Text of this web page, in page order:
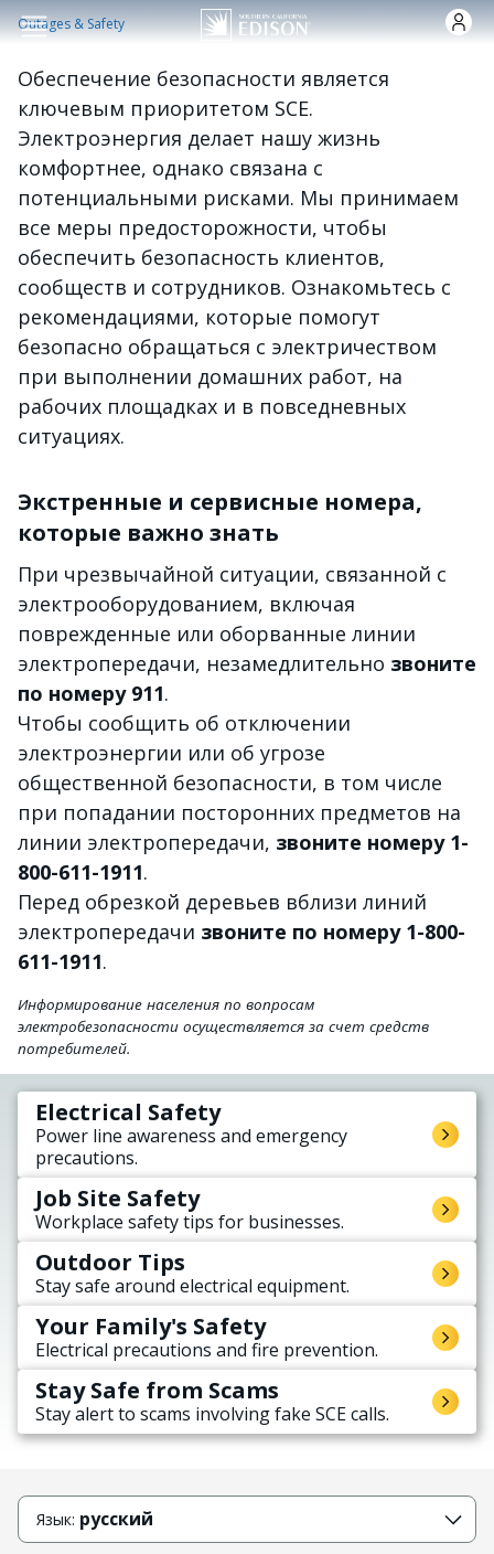
Skip to main content
Outages & Safety
Обеспечение безопасности является
ключевым приоритетом SCE.
Электроэнергия делает нашу жизнь
комфортнее, однако связана с
потенциальными рисками. Мы принимаем
все меры предосторожности, чтобы
обеспечить безопасность клиентов,
сообществ и сотрудников. Ознакомьтесь с
рекомендациями, которые помогут
безопасно обращаться с электричеством
при выполнении домашних работ, на
рабочих площадках и в повседневных
ситуациях.
Экстренные и сервисные номера,
которые важно знать
При чрезвычайной ситуации, связанной с
электрооборудованием, включая
поврежденные или оборванные линии
электропередачи, незамедлительно звоните
по номеру 911.
Чтобы сообщить об отключении
электроэнергии или об угрозе
общественной безопасности, в том числе
при попадании посторонних предметов на
линии электропередачи, звоните номеру 1-
800-611-1911.
Перед обрезкой деревьев вблизи линий
электропередачи звоните по номеру 1-800-
611-1911.
Информирование населения по вопросам
электробезопасности осуществляется за счет средств
потребителей.
Electrical Safety
Power line awareness and emergency
precautions.
Job Site Safety
Workplace safety tips for businesses.
Outdoor Tips
Stay safe around electrical equipment.
Your Family's Safety
Electrical precautions and fire prevention.
Stay Safe from Scams
Stay alert to scams involving fake SCE calls.
Язык: русский